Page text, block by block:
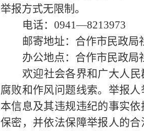
举报方式无限制。
电话：0941—8213973
邮寄地址：合作市民政局
办公地点：合作市民政局
欢迎社会各界和广大人
腐败和作风问题线索。举报
本信息及其违规违纪的事实
保密，并依法保障举报人的合